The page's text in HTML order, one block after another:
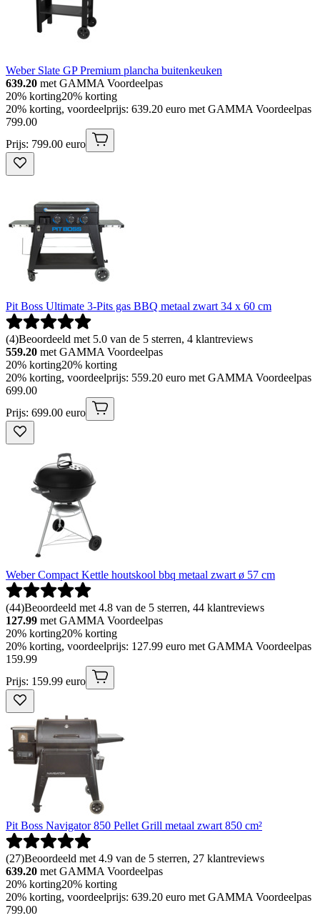
Weber Slate GP Premium plancha buitenkeuken
639.20 met GAMMA Voordeelpas
20% korting20% korting
20% korting, voordeelprijs: 639.20 euro met GAMMA Voordeelpas
799.00
Prijs: 799.00 euro
Pit Boss Ultimate 3-Pits gas BBQ metaal zwart 34 x 60 cm
(4)Beoordeeld met 5.0 van de 5 sterren, 4 klantreviews
559.20 met GAMMA Voordeelpas
20% korting20% korting
20% korting, voordeelprijs: 559.20 euro met GAMMA Voordeelpas
699.00
Prijs: 699.00 euro
Weber Compact Kettle houtskool bbq metaal zwart ø 57 cm
(44)Beoordeeld met 4.8 van de 5 sterren, 44 klantreviews
127.99 met GAMMA Voordeelpas
20% korting20% korting
20% korting, voordeelprijs: 127.99 euro met GAMMA Voordeelpas
159.99
Prijs: 159.99 euro
Pit Boss Navigator 850 Pellet Grill metaal zwart 850 cm²
(27)Beoordeeld met 4.9 van de 5 sterren, 27 klantreviews
639.20 met GAMMA Voordeelpas
20% korting20% korting
20% korting, voordeelprijs: 639.20 euro met GAMMA Voordeelpas
799.00